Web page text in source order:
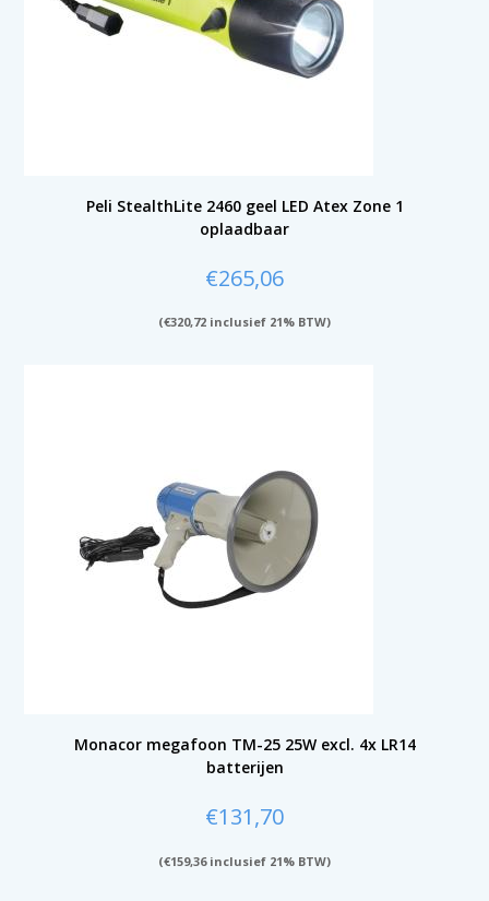
Peli StealthLite 2460 geel LED Atex Zone 1
oplaadbaar
€265,06
(€320,72 inclusief 21% BTW)
Monacor megafoon TM-25 25W excl. 4x LR14
batterijen
€131,70
(€159,36inclusief 21% BTW)